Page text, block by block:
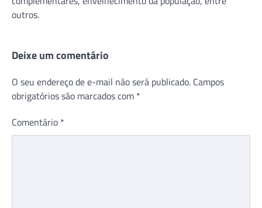
outros.
Deixe um comentário
O seu endereço de e-mail não será publicado. Campos
obrigatórios são marcados com *
Comentário *